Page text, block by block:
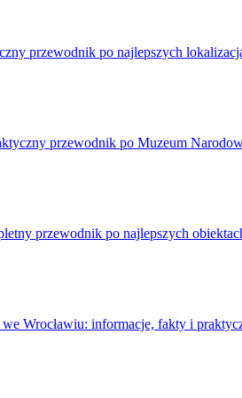
przewodnik po najlepszych
przewodnik po Muzeum
przewodnik po najlepszych
Wrocławiu: informacje, fakty i